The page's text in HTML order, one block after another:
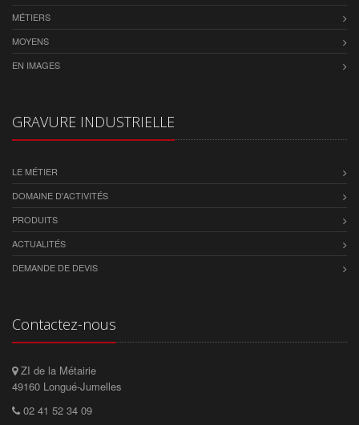
MÉTIERS
MOYENS
EN IMAGES
GRAVURE INDUSTRIELLE
LE MÉTIER
DOMAINE D'ACTIVITÉS
PRODUITS
ACTUALITÉS
DEMANDE DE DEVIS
Contactez-nous
ZI de la Métairie
49160 Longué-Jumelles
02 41 52 34 09